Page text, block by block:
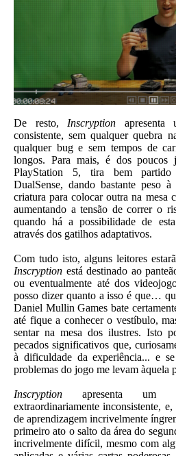
De resto, Inscryption apresenta
consistente, sem qualquer quebra
qualquer bug e sem tempos de
longos. Para mais, é dos poucos
PlayStation 5, tira bem partido
DualSense, dando bastante peso
criatura para colocar outra na mesa
aumentando a tensão de correr o
quando há a possibilidade de
através dos gatilhos adaptativos.
Com tudo isto, alguns leitores
Inscryption está destinado ao
ou eventualmente até dos
posso dizer quanto a isso é que…
Daniel Mullin Games bate
até fique a conhecer o vestíbulo,
sentar na mesa dos ilustres. Isto
pecados significativos que,
à dificuldade da experiência... e
problemas do jogo me levam àquela
Inscryption apresenta um
extraordinariamente inconsistente,
de aprendizagem incrivelmente
primeiro ato o salto da área do
incrivelmente difícil, mesmo com